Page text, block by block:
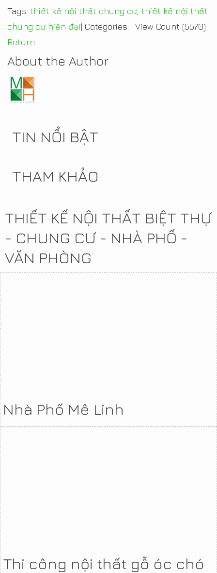
Tags: thiết kế nội thất chung cư thiết kế nội thất
chung cư hiện đại| Categories: | View Count (5570) |
Return
About the Author
TIN NỔI BẬT
THAM KHẢO
THIẾT KẾ NỘI THẤT BIỆT THỰ
- CHUNG CƯ - NHÀ PHỐ -
VĂN PHÒNG
Nhà Phố Mê Linh
Thi công nội thất gỗ óc chó